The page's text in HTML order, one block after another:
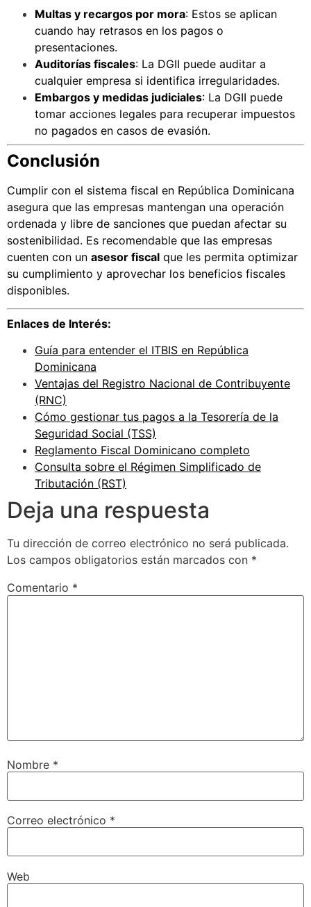
Multas y recargos por mora: Estos se aplican
cuando hay retrasos en los pagos o
presentaciones.
Auditorías fiscales: La DGII puede auditar a
cualquier empresa si identifica irregularidades.
Embargos y medidas judiciales: La DGII puede
tomar acciones legales para recuperar impuestos
no pagados en casos de evasión.
Conclusión
Cumplir con el sistema fiscal en República Dominicana
asegura que las empresas mantengan una operación
ordenada y libre de sanciones que puedan afectar su
sostenibilidad. Es recomendable que las empresas
cuenten con un asesor fiscal que les permita optimizar
su cumplimiento y aprovechar los beneficios fiscales
disponibles.
Enlaces de Interés:
Guía para entender el ITBIS en República
Dominicana
Ventajas del Registro Nacional de Contribuyente
(RNC)
Cómo gestionar tus pagos a la Tesorería de la
Seguridad Social (TSS)
Reglamento Fiscal Dominicano completo
Consulta sobre el Régimen Simplificado de
Tributación (RST)
Deja una respuesta
Tu dirección de correo electrónico no será publicada.
Los campos obligatorios están marcados con *
Comentario *
Nombre *
Correo electrónico *
Web